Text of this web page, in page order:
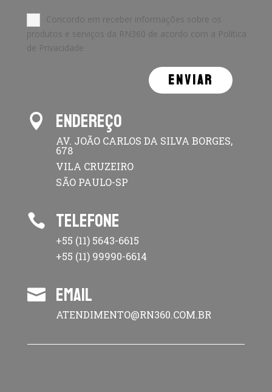
Concordo em receber informações sobre os
produtos e serviços da RN360 de acordo com a Política
de Privacidade
 ENDEREÇO
AV. JOÃO CARLOS DA SILVA BORGES,
678
VILA CRUZEIRO
SÃO PAULO-SP
 TELEFONE
+55 (11) 5643-6615
+55 (11) 99990-6614
 EMAIL
ATENDIMENTO@RN360.COM.BR